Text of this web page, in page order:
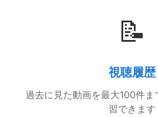
📝
視聴履歴
過去に見た動画を最大100件ま
習できます